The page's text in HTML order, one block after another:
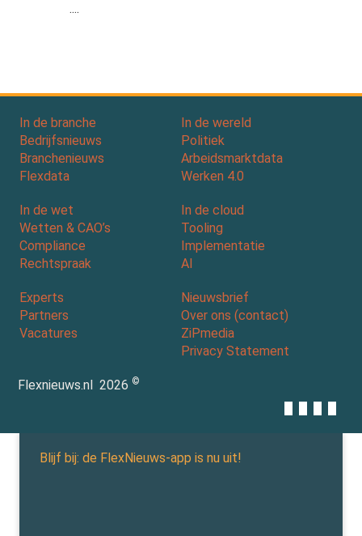
....
In de branche
Bedrijfsnieuws
Branchenieuws
Flexdata
In de wereld
Politiek
Arbeidsmarktdata
Werken 4.0
In de wet
Wetten & CAO’s
Compliance
Rechtspraak
In de cloud
Tooling
Implementatie
AI
Experts
Partners
Vacatures
Nieuwsbrief
Over ons (contact)
ZiPmedia
Privacy Statement
Flexnieuws.nl 2026 ©
Blijf bij: de FlexNieuws-app is nu uit!